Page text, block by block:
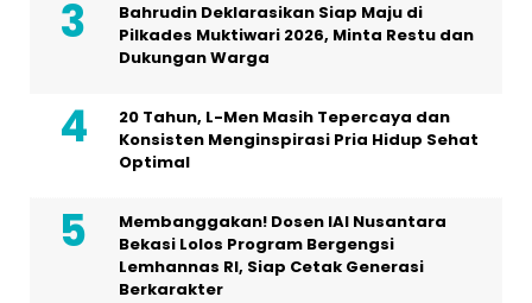
Bahrudin Deklarasikan Siap Maju di
Pilkades Muktiwari 2026, Minta Restu dan
Dukungan Warga
20 Tahun, L-Men Masih Tepercaya dan
Konsisten Menginspirasi Pria Hidup Sehat
Optimal
Membanggakan! Dosen IAI Nusantara
Bekasi Lolos Program Bergengsi
Lemhannas RI, Siap Cetak Generasi
Berkarakter